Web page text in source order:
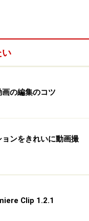
は可能でしたが、
いませんでした。
になりました。こ
するのに、高価な
Rなど安価なメ
、手軽にH.264によ
ったのです。
い
の編集のコツ
ンをきれいに動画撮
Clip 1.2.1